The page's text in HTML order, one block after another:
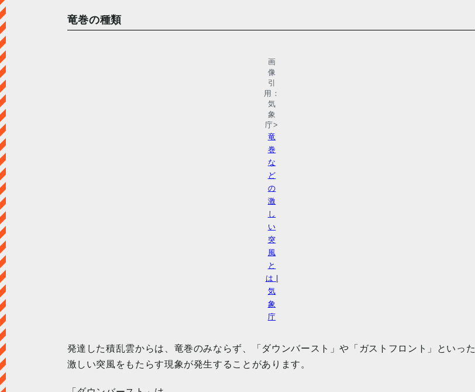
竜巻の種類
画
像
引
用：
気
象
庁>
竜
巻
な
ど
の
激
し
い
突
風
と
は |
気
象
庁
発達した積乱雲からは、竜巻のみならず、「ダウンバースト」や「ガストフロント」といった
激しい突風をもたらす現象が発生することがあります。